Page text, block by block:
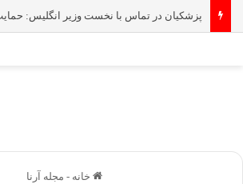
خانه - مجله آرنا